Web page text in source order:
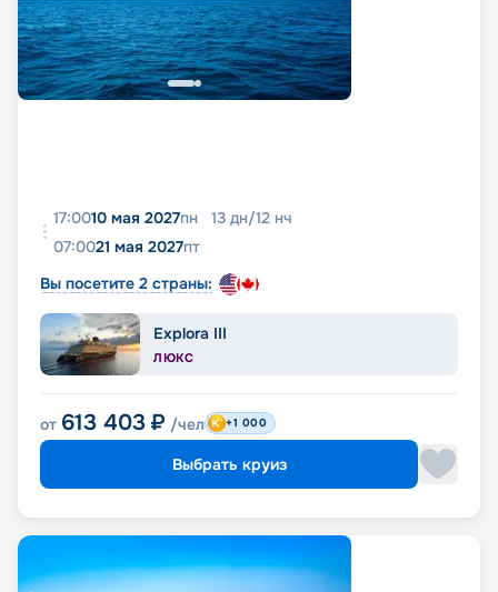
17:0010 мая 2027пн 13 дн/12 нч
07:0021 мая 2027пт
Вы посетите 2 страны:
Explora III
ЛЮКС
от 613 403 ₽ /чел +1 000
Выбрать круиз